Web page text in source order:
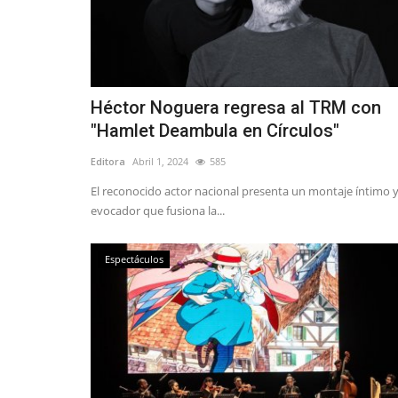
Héctor Noguera regresa al TRM con
"Hamlet Deambula en Círculos"
Editora Abril 1, 2024 585
El reconocido actor nacional presenta un montaje íntimo y
evocador que fusiona la...
Espectáculos
Tribunales
Linares: arresto domiciliario
Editora Abril 20, 2026 1074
H.N. fue formalizado por cuasidelito de
establecieron cinco...